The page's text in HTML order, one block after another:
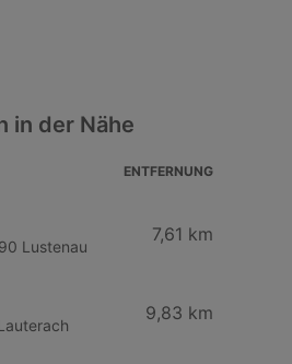
in der Nähe
ENTFERNUNG
Lustenau
7,61 km
9,83 km